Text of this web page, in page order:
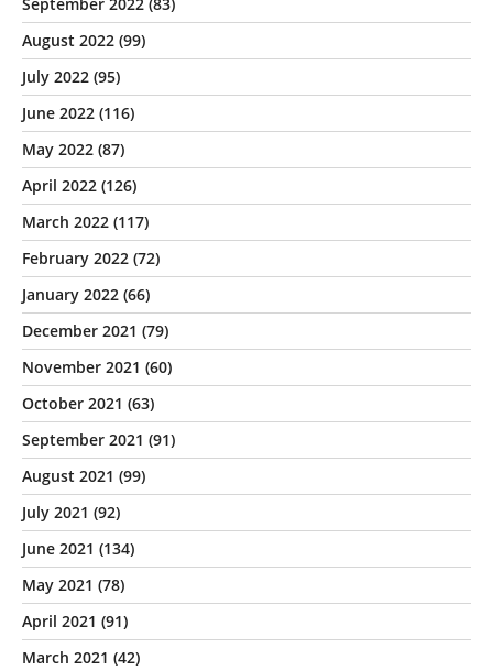
September 2022 (83)
August 2022 (99)
July 2022 (95)
June 2022 (116)
May 2022 (87)
April 2022 (126)
March 2022 (117)
February 2022 (72)
January 2022 (66)
December 2021 (79)
November 2021 (60)
October 2021 (63)
September 2021 (91)
August 2021 (99)
July 2021 (92)
June 2021 (134)
May 2021 (78)
April 2021 (91)
March 2021 (42)